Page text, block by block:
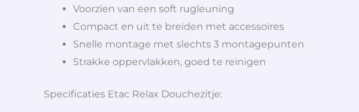
Voorzien van een soft rugleuning
Compact en uit te breiden met accessoires
Snelle montage met slechts 3 montagepunten
Strakke oppervlakken, goed te reinigen
Specificaties Etac Relax Douchezitje: